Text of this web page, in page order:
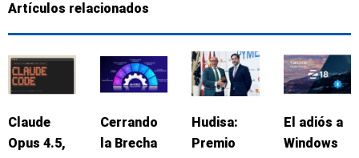
Artículos relacionados
Claude
Opus 4.5,
Cerrando
la Brecha
Hudisa:
Premio
El adiós a
Windows